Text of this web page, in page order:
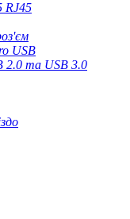
RJ45
USB
2.0 та USB 3.0